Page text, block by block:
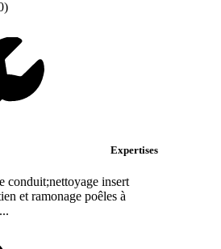
Expertises
conduit;nettoyage insert
et ramonage poêles à